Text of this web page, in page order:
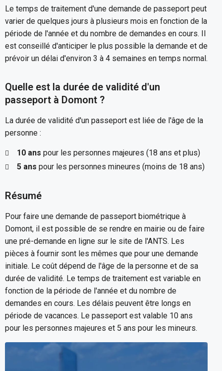
Le temps de traitement d'une demande de passeport peut
varier de quelques jours à plusieurs mois en fonction de la
période de l'année et du nombre de demandes en cours. Il
est conseillé d'anticiper le plus possible la demande et de
prévoir un délai d'environ 3 à 4 semaines en temps normal.
Quelle est la durée de validité d'un
passeport à Domont ?
La durée de validité d'un passeport est liée de l'âge de la
personne :
10 ans pour les personnes majeures (18 ans et plus)
5 ans pour les personnes mineures (moins de 18 ans)
Résumé
Pour faire une demande de passeport biométrique à
Domont, il est possible de se rendre en mairie ou de faire
une pré-demande en ligne sur le site de l'ANTS. Les
pièces à fournir sont les mêmes que pour une demande
initiale. Le coût dépend de l'âge de la personne et de sa
durée de validité. Le temps de traitement est variable en
fonction de la période de l'année et du nombre de
demandes en cours. Les délais peuvent être longs en
période de vacances. Le passeport est valable 10 ans
pour les personnes majeures et 5 ans pour les mineurs.